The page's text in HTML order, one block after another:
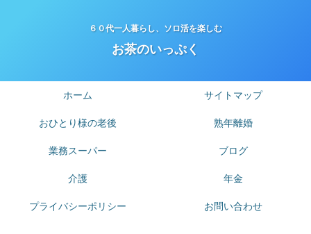
６０代一人暮らし、ソロ活を楽しむ
お茶のいっぷく
ホーム サイトマップ
おひとり様の老後 熟年離婚
業務スーパー ブログ
介護 年金
プライバシーポリシー お問い合わせ